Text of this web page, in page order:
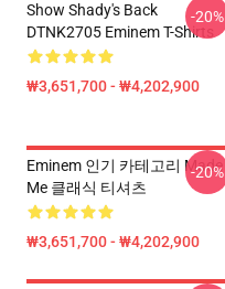
Show Shady's Back
DTNK2705 Eminem T-Shirts
₩3,651,700 - ₩4,202,900
-20%
Eminem 인기 카테고리 Made
Me 클래식 티셔츠
₩3,651,700 - ₩4,202,900
-20%